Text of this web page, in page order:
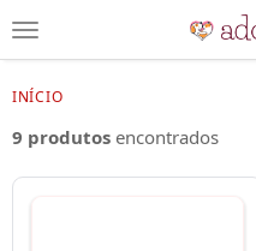
INÍCIO
9 produtos encontrados